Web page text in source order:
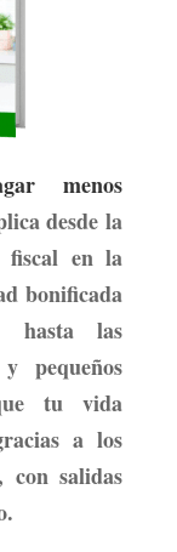
menos
desde la
fiscal en la
bonificada
hasta las
pequeños
tu vida
a los
con salidas